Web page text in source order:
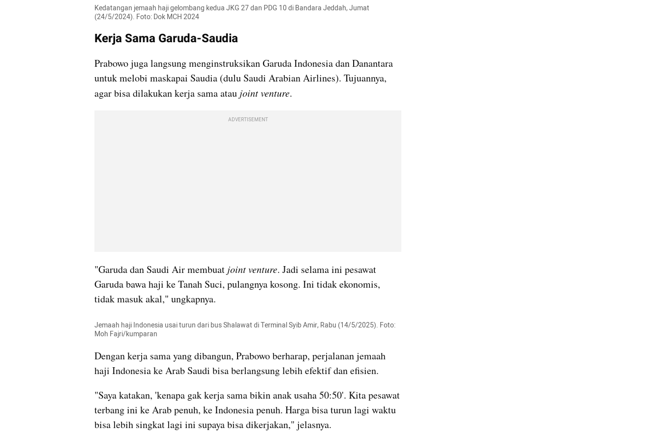
Kedatangan jemaah haji gelombang kedua JKG 27 dan PDG 10 di Bandara Jeddah, Jumat
(24/5/2024). Foto: Dok MCH 2024
Kerja Sama Garuda-Saudia
Prabowo juga langsung menginstruksikan Garuda Indonesia dan Danantara
untuk melobi maskapai Saudia (dulu Saudi Arabian Airlines). Tujuannya,
agar bisa dilakukan kerja sama atau joint venture.
ADVERTISEMENT
"Garuda dan Saudi Air membuat joint venture. Jadi selama ini pesawat
Garuda bawa haji ke Tanah Suci, pulangnya kosong. Ini tidak ekonomis,
tidak masuk akal," ungkapnya.
Jemaah haji Indonesia usai turun dari bus Shalawat di Terminal Syib Amir, Rabu (14/5/2025). Foto:
Moh Fajri/kumparan
Dengan kerja sama yang dibangun, Prabowo berharap, perjalanan jemaah
haji Indonesia ke Arab Saudi bisa berlangsung lebih efektif dan efisien.
"Saya katakan, 'kenapa gak kerja sama bikin anak usaha 50:50'. Kita pesawat
terbang ini ke Arab penuh, ke Indonesia penuh. Harga bisa turun lagi waktu
bisa lebih singkat lagi ini supaya bisa dikerjakan," jelasnya.